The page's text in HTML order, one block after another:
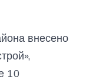
внесено
10